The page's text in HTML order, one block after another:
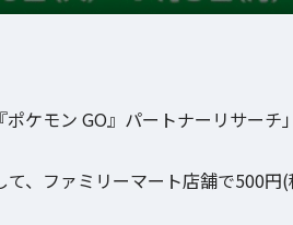
ケモン GO』パートナーリサーチ
、ファミリーマート店舗で500円